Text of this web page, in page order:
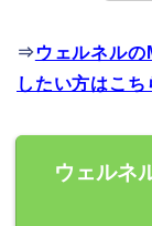
⇒ ウェルネル
したい方はこち
ウェルネ